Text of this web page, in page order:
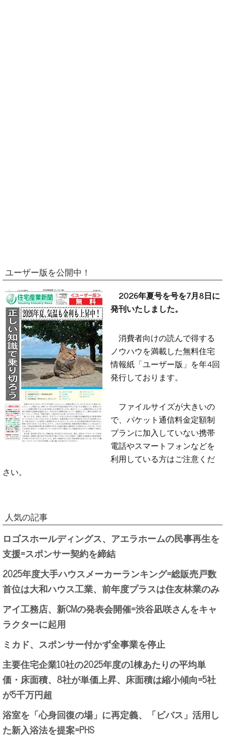
ユーザー版を公開中！
2026年夏号を号を7月8日に
発刊いたしました。
消費者向けの読んで得する
ノウハウを満載した無料住宅
情報紙「ユーザー版」を年4回
発行しております。
ファイルサイズが大きいの
で、パケット通信料金定額制
プランに加入していない携帯
電話やスマートフォンなどを
利用している方はご注意くだ
さい。
人気の記事
ロゴスホールディングス、アエラホームの民事再生を
支援=スポンサー契約を締結
2025年度大手ハウスメーカーランキング=総販売戸数
首位は大和ハウス工業、前年度プラスは住友林業のみ
アイ工務店、新CMの発表会開催=渋谷凪咲さんをキャ
ラクターに起用
ミカド、スポンサー付かず全事業を停止
主要住宅企業10社の2025年度の1棟あたりの平均単
価・床面積、8社が単価上昇、床面積は縮小傾向=5社
が5千万円超
浴室を「心身回復の場」に再定義、「ビバス」活用し
た新入浴法を提案=PHS